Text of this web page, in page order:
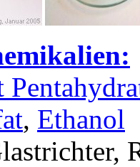
, Ethanol